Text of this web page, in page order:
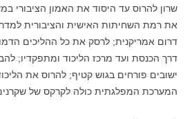
שרון להרוס עד היסוד את האמון הציבורי
את רמת השחיתות האישית והציבורית
דרום אמריקנית; לרסק את כל ההליכים
ישובים פורחים בגוש קטיף; להרוס את
המערכת המפלגתית כולה לקרקס של שקרנים